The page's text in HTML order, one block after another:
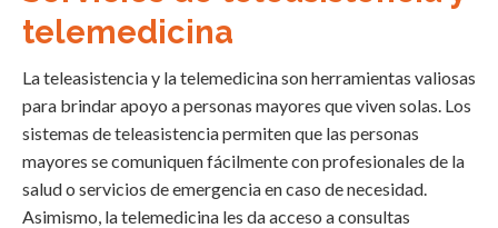
telemedicina
La teleasistencia y la telemedicina son herramientas valiosas
para brindar apoyo a personas mayores que viven solas. Los
sistemas de teleasistencia permiten que las personas
mayores se comuniquen fácilmente con profesionales de la
salud o servicios de emergencia en caso de necesidad.
Asimismo, la telemedicina les da acceso a consultas